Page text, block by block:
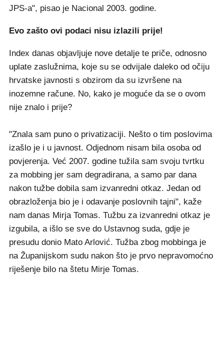
JPS-a", pisao je Nacional 2003. godine.
Evo zašto ovi podaci nisu izlazili prije!
Index danas objavljuje nove detalje te priče, odnosno
uplate zaslužnima, koje su se odvijale daleko od očiju
hrvatske javnosti s obzirom da su izvršene na
inozemne račune. No, kako je moguće da se o ovom
nije znalo i prije?
"Znala sam puno o privatizaciji. Nešto o tim poslovima
izašlo je i u javnost. Odjednom nisam bila osoba od
povjerenja. Već 2007. godine tužila sam svoju tvrtku
za mobbing jer sam degradirana, a samo par dana
nakon tužbe dobila sam izvanredni otkaz. Jedan od
obrazloženja bio je i odavanje poslovnih tajni", kaže
nam danas Mirja Tomas. Tužbu za izvanredni otkaz je
izgubila, a išlo se sve do Ustavnog suda, gdje je
presudu donio Mato Arlović. Tužba zbog mobbinga je
na Županijskom sudu nakon što je prvo nepravomoćno
riješenje bilo na štetu Mirje Tomas.